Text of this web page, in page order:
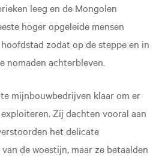
leeg en de Mongolen
hoger opgeleide mensen
zodat op de steppe en in
nomaden achterbleven.
mijnbouwbedrijven klaar om er
Zij dachten vooral aan
het delicate
de woestijn, maar ze betaalden